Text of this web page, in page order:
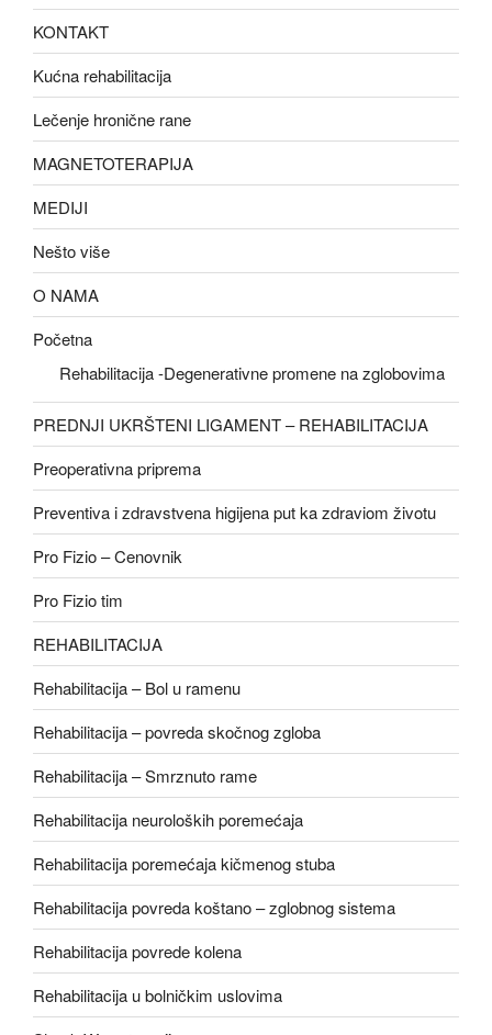
KONTAKT
Kućna rehabilitacija
Lečenje hronične rane
MAGNETOTERAPIJA
MEDIJI
Nešto više
O NAMA
Početna
Rehabilitacija -Degenerativne promene na zglobovima
PREDNJI UKRŠTENI LIGAMENT – REHABILITACIJA
Preoperativna priprema
Preventiva i zdravstvena higijena put ka zdraviom životu
Pro Fizio – Cenovnik
Pro Fizio tim
REHABILITACIJA
Rehabilitacija – Bol u ramenu
Rehabilitacija – povreda skočnog zgloba
Rehabilitacija – Smrznuto rame
Rehabilitacija neuroloških poremećaja
Rehabilitacija poremećaja kičmenog stuba
Rehabilitacija povreda koštano – zglobnog sistema
Rehabilitacija povrede kolena
Rehabilitacija u bolničkim uslovima